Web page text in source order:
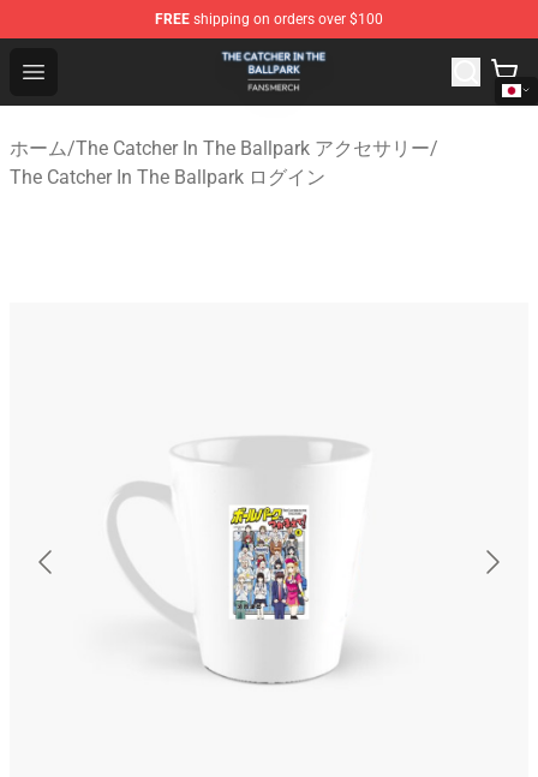
FREE shipping on orders over $100
Open menu
The Catcher In The Ballpark Shop - Official The Catcher
ホーム/The Catcher In The Ballpark アクセサリー/
The Catcher In The Ballpark ログイン